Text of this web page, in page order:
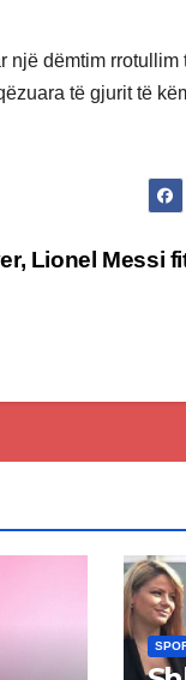
një dëmtim
të gjurit të
Lionel Messi